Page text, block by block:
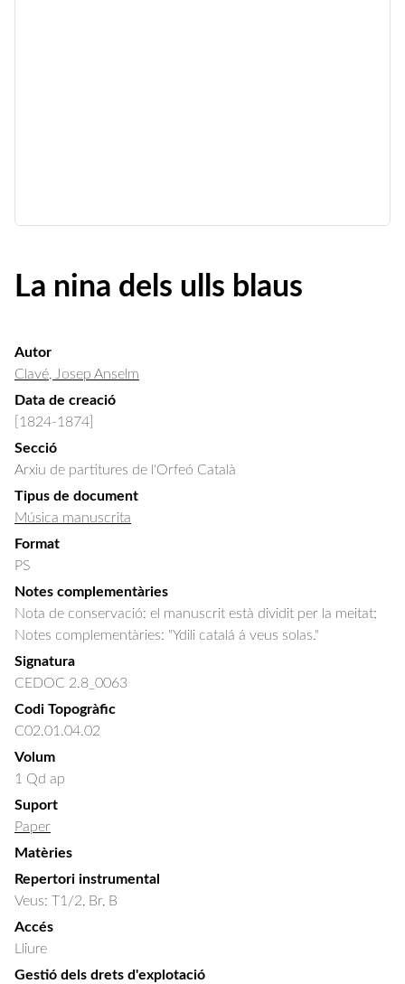
La nina dels ulls blaus
Autor
Clavé, Josep Anselm
Data de creació
[1824-1874]
Secció
Arxiu de partitures de l'Orfeó Català
Tipus de document
Música manuscrita
Format
PS
Notes complementàries
Nota de conservació: el manuscrit està dividit per la meitat;
Notes complementàries: "Ydili catalá á veus solas."
Signatura
CEDOC 2.8_0063
Codi Topogràfic
C02.01.04.02
Volum
1 Qd ap
Suport
Paper
Matèries
Repertori instrumental
Veus: T1/2, Br, B
Accés
Lliure
Gestió dels drets d'explotació